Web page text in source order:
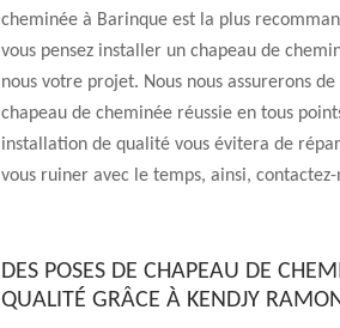
cheminée à Barinque est la plus
vous pensez installer un chapeau de
nous votre projet. Nous nous assurerons
chapeau de cheminée réussie en tous
installation de qualité vous évitera de
vous ruiner avec le temps, ainsi,
DES POSES DE CHAPEAU DE
QUALITÉ GRÂCE À KENDJY